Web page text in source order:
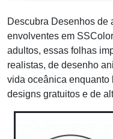
Descubra Desenhos de
envolventes em
adultos, essas folhas
realistas, de desenho
vida oceânica
designs gratuitos e de